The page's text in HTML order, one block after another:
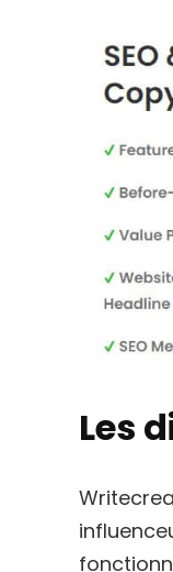
Les